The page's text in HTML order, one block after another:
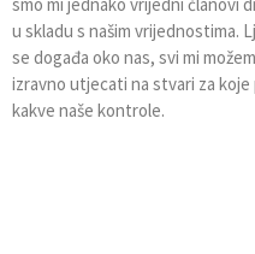
smo mi jednako vrijedni članovi
u skladu s našim vrijednostima.
se događa oko nas, svi mi
izravno utjecati na stvari za
kakve naše kontrole.